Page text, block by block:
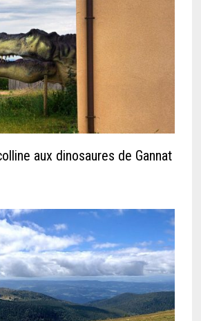
aux dinosaures de Gannat